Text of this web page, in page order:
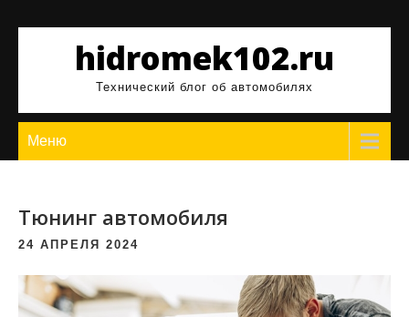
содержимомуhidromek102.ru
Технический блог об автомобилях
Меню
Тюнинг автомобиля
24 АПРЕЛЯ 2024